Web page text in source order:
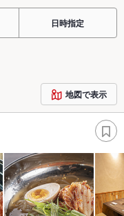
日時指定
地図で表示